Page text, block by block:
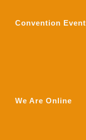
Convention Event
We Are Online